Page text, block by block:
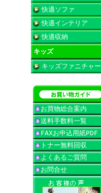
快適ソファ
快適インテリア
快適収納
キッズ
キッズファニチャー
お買物総合案内
送料手数料一覧
FAXお申込用紙PDF
トナー無料回収
よくあるご質問
お問合せ